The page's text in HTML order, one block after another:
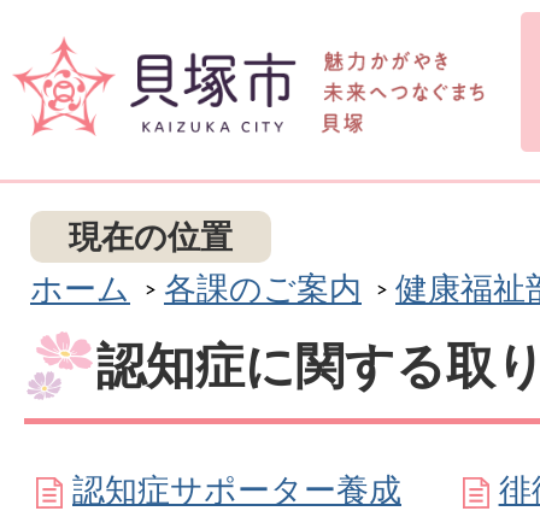
現在の位置
ホーム
各課のご案内 健康福祉
認知症に関する取
認知症サポーター養成
徘